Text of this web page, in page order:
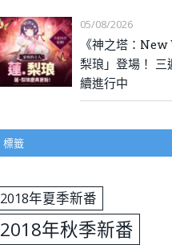
05/08/2026
《神之塔：
梨琅」登場！ 三
續進行中
標籤
2018年夏季新番
2018年秋季新番